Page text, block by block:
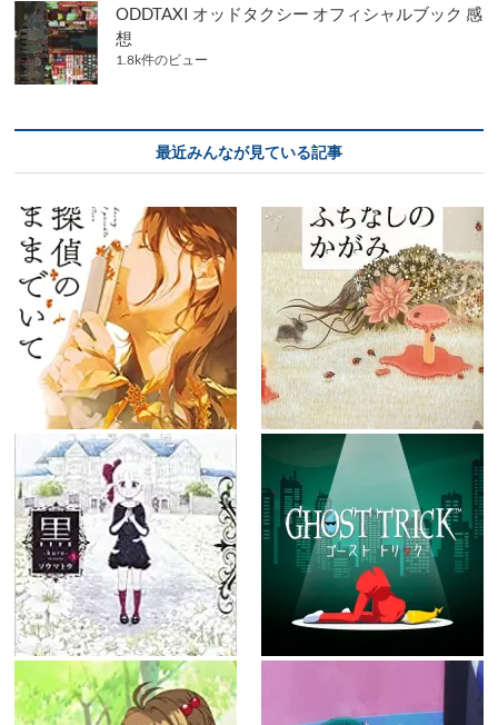
ODDTAXI オッドタクシー オフィシャルブック 感
想
1.8k件のビュー
最近みんなが見ている記事